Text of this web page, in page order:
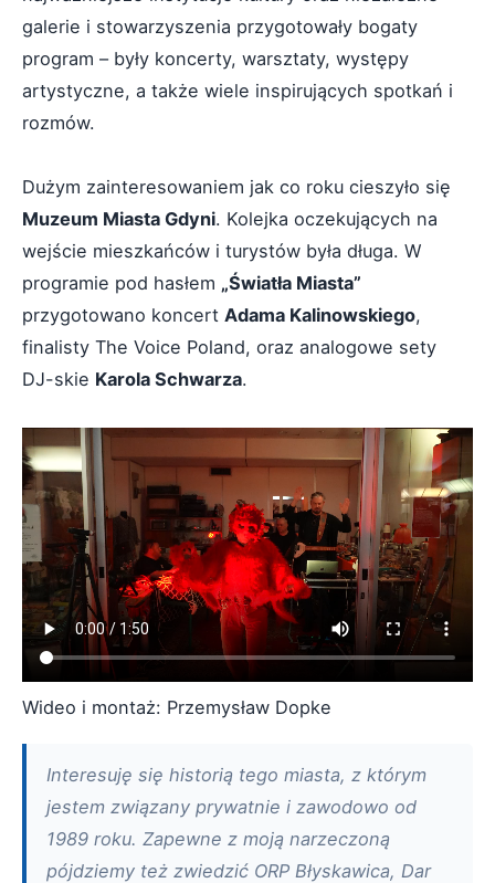
galerie i stowarzyszenia przygotowały bogaty
program – były koncerty, warsztaty, występy
artystyczne, a także wiele inspirujących spotkań i
rozmów.
Dużym zainteresowaniem jak co roku cieszyło się
Muzeum Miasta Gdyni. Kolejka oczekujących na
wejście mieszkańców i turystów była długa. W
programie pod hasłem „Światła Miasta”
przygotowano koncert Adama Kalinowskiego,
finalisty The Voice Poland, oraz analogowe sety
DJ-skie Karola Schwarza.
Wideo i montaż: Przemysław Dopke
Interesuję się historią tego miasta, z którym
jestem związany prywatnie i zawodowo od
1989 roku. Zapewne z moją narzeczoną
pójdziemy też zwiedzić ORP Błyskawica, Dar